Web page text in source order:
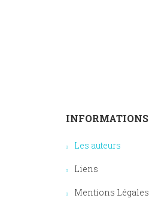
INFORMATIONS
Les auteurs
Liens
Mentions Légales